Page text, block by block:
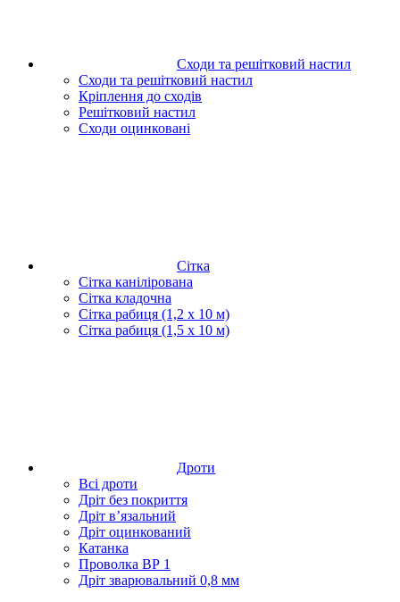
Сходи та решітковий настил
Сходи та решітковий настил
Кріплення до сходів
Решітковий настил
Сходи оцинковані
Сітка
Сітка канілірована
Сітка кладочна
Сітка рабиця (1,2 x 10 м)
Сітка рабиця (1,5 x 10 м)
Дроти
Всі дроти
Дріт без покриття
Дріт в’язальний
Дріт оцинкований
Катанка
Проволка ВР 1
Дріт зварювальний 0,8 мм